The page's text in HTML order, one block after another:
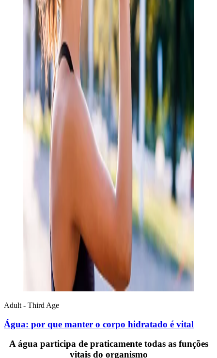
Adult - Third Age
Água: por que manter o corpo hidratado é vital
A água participa de praticamente todas as funções
vitais do organismo